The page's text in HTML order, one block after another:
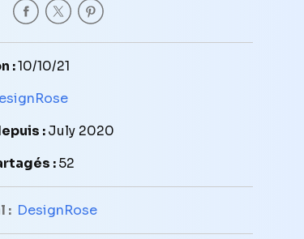
:10/10/21
:July 2020
:52
: DesignRose